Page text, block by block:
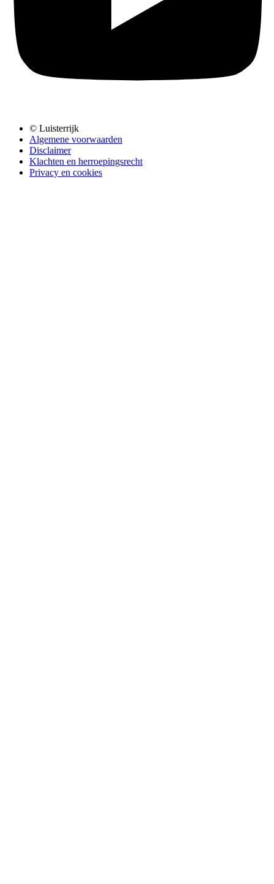
© Luisterrijk
Algemene voorwaarden
Disclaimer
Klachten en herroepingsrecht
Privacy en cookies